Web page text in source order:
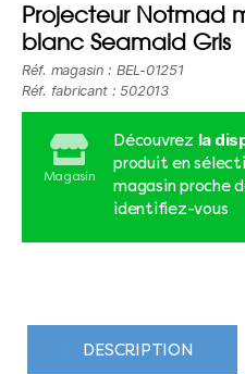
Projecteur Notmad
blanc Seamaid Gris
Réf. magasin : BEL-01251
Réf. fabricant : 502013
Magasin
Découvrez la
produit en
magasin proche
identifiez-vous
DESCRIPTION